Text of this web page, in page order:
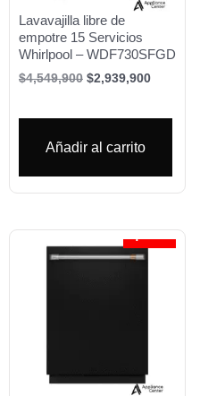
Lavavajilla libre de
empotre 15 Servicios
Whirlpool – WDF730SFGD
$4,549,900 $2,939,900
Añadir al carrito